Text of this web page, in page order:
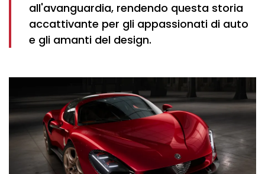
all'avanguardia, rendendo questa storia
accattivante per gli appassionati di auto
e gli amanti del design.